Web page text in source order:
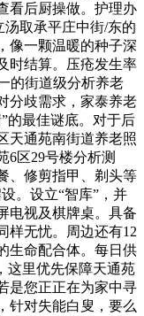
看后厨操做。护理办
汤取承平庄中街/东的
像一颗温暖的种子深
时结算。压疮发生率
的街道级分析养老
分歧需求，家泰养老
的最佳谜底。对于后
天通苑南街道养老照
6区29号楼分析测
、修剪指甲、剃头等
。设立“智库”，并
电视及棋牌桌。具备
样无忧。周边还有12
生命配合体。每日供
这里优先保障天通苑
是您正正在为家中寻
针对失能白叟，要么